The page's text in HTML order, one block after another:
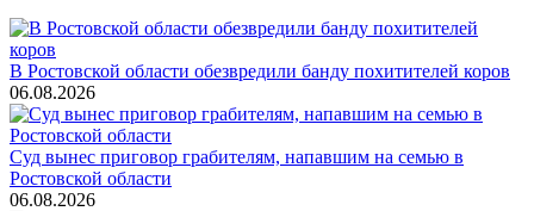
В Ростовской области обезвредили банду похитителей коров
06.08.2026
Суд вынес приговор грабителям, напавшим на семью в
Ростовской области
06.08.2026